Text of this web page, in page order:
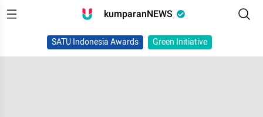
kumparanNEWS
SATU Indonesia Awards Green Initiative